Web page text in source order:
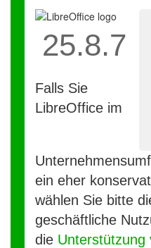
25.8.7
Falls Sie
LibreOffice im
ein eher
wählen Sie bitte
geschäftliche
die Unterstützung